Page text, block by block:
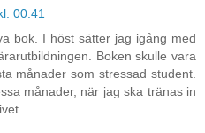
00:41
bok. I höst sätter jag igång med
Boken skulle vara
månader som stressad student.
månader, när jag ska tränas in